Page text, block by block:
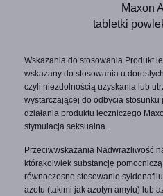
Maxon
tabletki
Wskazania do stosowania Produkt
wskazany do stosowania u
czyli niezdolnością uzyskania lub
wystarczającej do odbycia stosunku
działania produktu leczniczego
stymulacja seksualna.
Przeciwwskazania Nadwrażliwość
którąkolwiek substancję
równoczesne stosowanie
azotu (takimi jak azotyn amylu) lub